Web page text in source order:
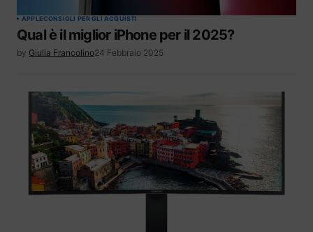
APPLECONSIGLI PER GLI ACQUISTI
Qual è il miglior iPhone per il 2025?
by Giulia Francolino24 Febbraio 2025